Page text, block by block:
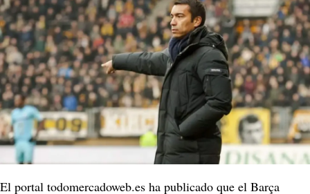
El portal todomercadoweb.es ha publicado que el Barça